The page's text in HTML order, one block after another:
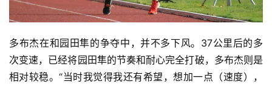
多布杰在和园田隼的争夺中，并不多下风。37公里后的多
次变速，已经将园田隼的节奏和耐心完全打破，多布杰则是
相对较稳。“当时我觉得我还有希望，想加一点（速度），